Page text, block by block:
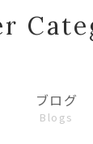
ブログ
Blogs